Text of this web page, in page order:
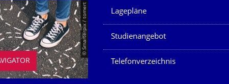
© Smarterpix / tomert Unsere Dienste
Lagepläne
Studienangebot
Telefonverzeichnis